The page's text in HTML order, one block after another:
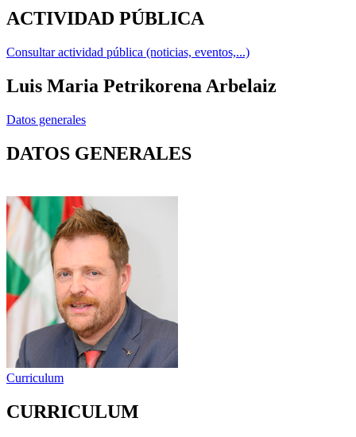
ACTIVIDAD PÚBLICA
Consultar actividad pública (noticias, eventos,...)
Luis Maria Petrikorena Arbelaiz
Datos generales
DATOS GENERALES
Curriculum
CURRICULUM